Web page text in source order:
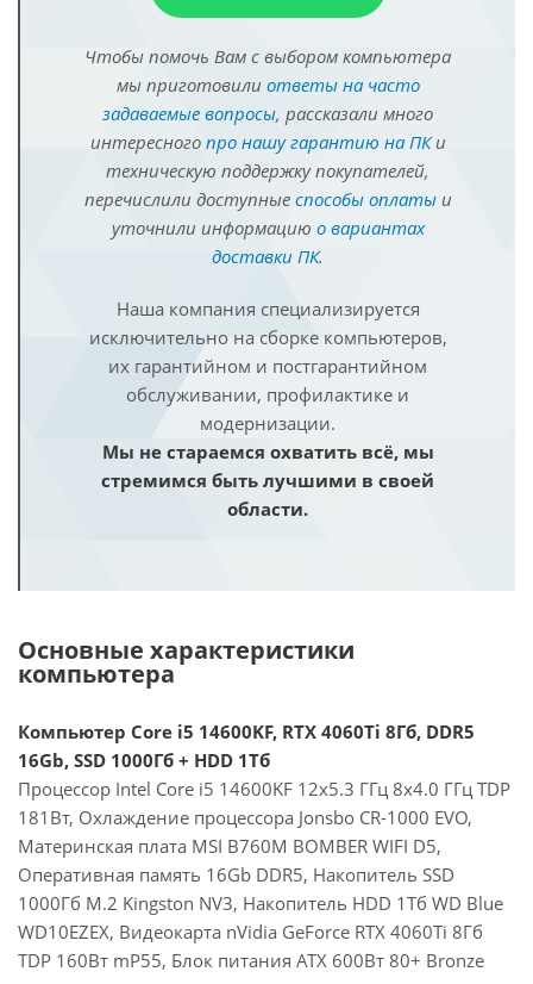
Чтобы помочь Вам с выбором компьютера
мы приготовили ответы на часто
задаваемые вопросы, рассказали много
интересного про нашу гарантию на ПКи
техническую поддержку покупателей,
перечислили доступные способы оплатыи
уточнили информацию о вариантах
доставки ПК.
Наша компания специализируется
исключительно на сборке компьютеров,
их гарантийном и постгарантийном
обслуживании, профилактике и
модернизации.
Мы не стараемся охватить всё, мы
стремимся быть лучшими в своей
области.
Основные характеристики
компьютера
Компьютер Core i5 14600KF, RTX 4060Ti 8Гб, DDR5
16Gb, SSD 1000Гб + HDD 1Тб
Процессор Intel Core i5 14600KF 12x5.3 ГГц 8x4.0 ГГц TDP
181Вт, Охлаждение процессора Jonsbo CR-1000 EVO,
Материнская плата MSI B760M BOMBER WIFI D5,
Оперативная память 16Gb DDR5, Накопитель SSD
1000Гб M.2 Kingston NV3, Накопитель HDD 1Тб WD Blue
WD10EZEX, Видеокарта nVidia GeForce RTX 4060Ti 8Гб
TDP 160Вт mP55, Блок питания ATX 600Вт 80+ Bronze